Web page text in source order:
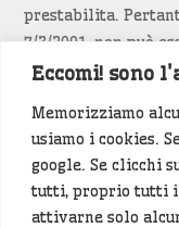
Eccomi! sono
Memorizziamo
usiamo i cookies.
google. Se clicchi
tutti, proprio tutti i
attivarne solo
prestabilita.
7/3/2001, non può
editoriale.
Siamo attenti a
d’immagine. Se
richiederne la
messaggio).